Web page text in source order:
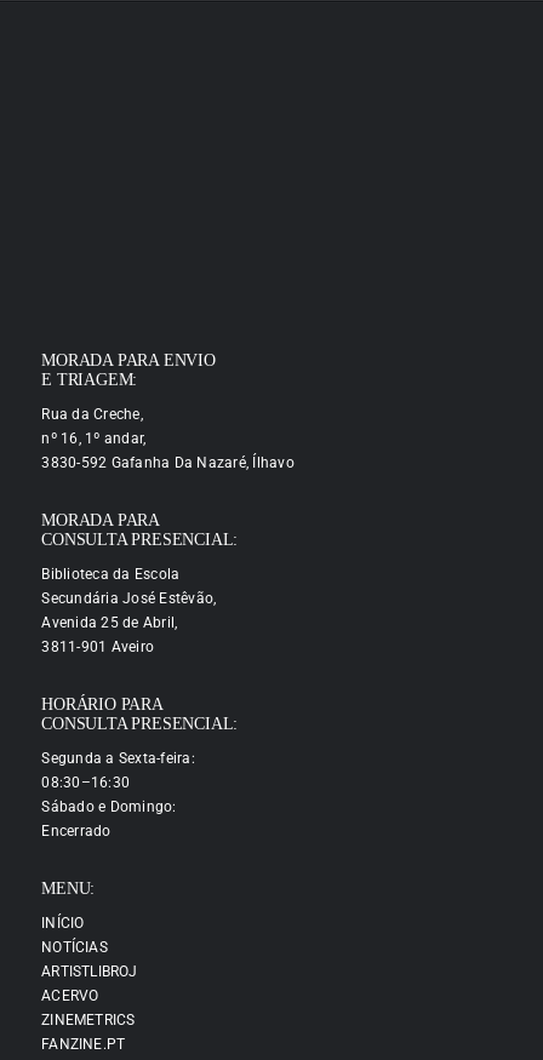
MORADA PARA ENVIO
E TRIAGEM:
Rua da Creche,
nº 16, 1º andar,
3830-592 Gafanha Da Nazaré, Ílhavo
MORADA PARA
CONSULTA PRESENCIAL:
Biblioteca da Escola
Secundária José Estêvão,
Avenida 25 de Abril,
3811-901 Aveiro
HORÁRIO PARA
CONSULTA PRESENCIAL:
Segunda a Sexta-feira:
08:30–16:30
Sábado e Domingo:
Encerrado
MENU:
INÍCIO
NOTÍCIAS
ARTISTLIBROJ
ACERVO
ZINEMETRICS
FANZINE.PT